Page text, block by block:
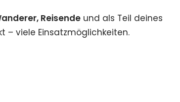
Reisende und als Teil deines
– viele Einsatzmöglichkeiten.